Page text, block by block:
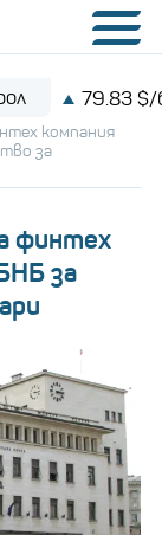
79.83 $/барел
компания
за
финтех
за